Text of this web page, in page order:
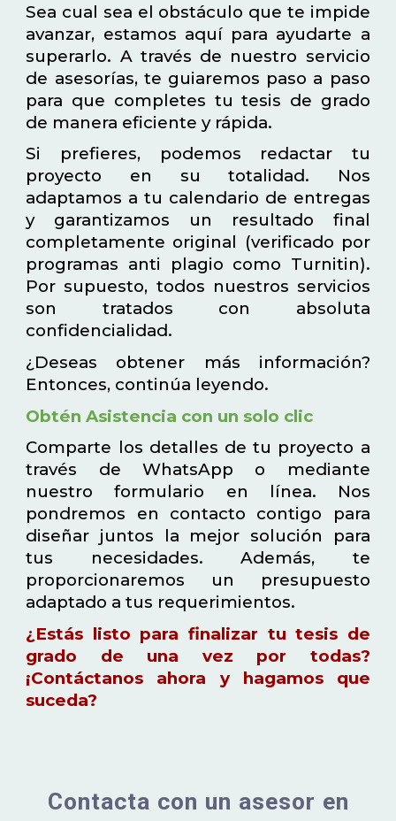
Sea cual sea el obstáculo que te impide
avanzar, estamos aquí para ayudarte a
superarlo. A través de nuestro servicio
de asesorías, te guiaremos paso a paso
para que completes tu tesis de grado
de manera eficiente y rápida.
Si prefieres, podemos redactar tu
proyecto en su totalidad. Nos
adaptamos a tu calendario de entregas
y garantizamos un resultado final
completamente original (verificado por
programas anti plagio como Turnitin).
Por supuesto, todos nuestros servicios
son tratados con absoluta
confidencialidad.
¿Deseas obtener más información?
Entonces, continúa leyendo.
Obtén Asistencia con un solo clic
Comparte los detalles de tu proyecto a
través de WhatsApp o mediante
nuestro formulario en línea. Nos
pondremos en contacto contigo para
diseñar juntos la mejor solución para
tus necesidades. Además, te
proporcionaremos un presupuesto
adaptado a tus requerimientos.
¿Estás listo para finalizar tu tesis de
grado de una vez por todas?
¡Contáctanos ahora y hagamos que
suceda?
Contacta con un asesor en